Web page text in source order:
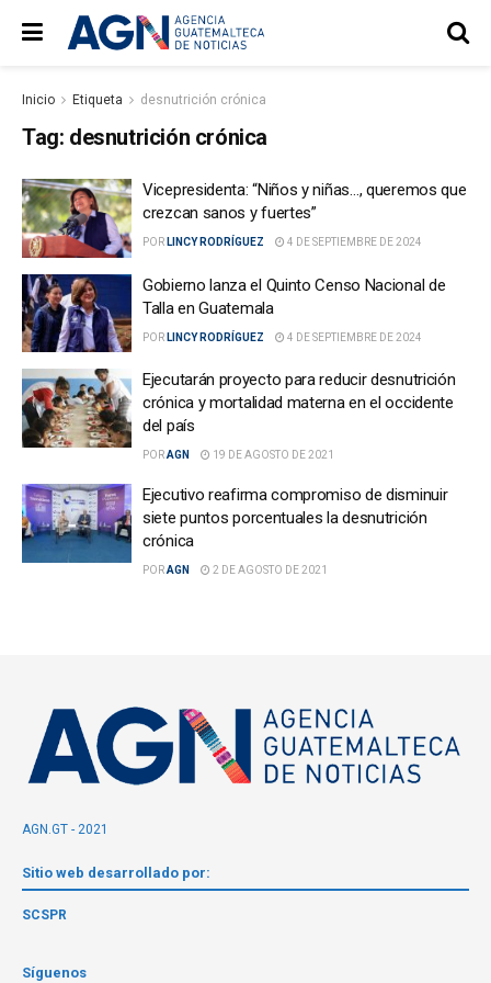
Inicio Etiqueta desnutrición crónica
Tag: desnutrición crónica
Vicepresidenta: “Niños y niñas…, queremos que
crezcan sanos y fuertes”
POR LINCY RODRÍGUEZ 4 DE SEPTIEMBRE DE 2024
Gobierno lanza el Quinto Censo Nacional de
Talla en Guatemala
POR LINCY RODRÍGUEZ 4 DE SEPTIEMBRE DE 2024
Ejecutarán proyecto para reducir desnutrición
crónica y mortalidad materna en el occidente
del país
PORAGN 19 DE AGOSTO DE 2021
Ejecutivo reafirma compromiso de disminuir
siete puntos porcentuales la desnutrición
crónica
PORAGN 2 DE AGOSTO DE 2021
AGN.GT - 2021
Sitio web desarrollado por:
SCSPR
Síguenos